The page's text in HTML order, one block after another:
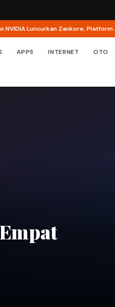
Luncurkan Zankore, Platform AI
APPS INTERNET OTO